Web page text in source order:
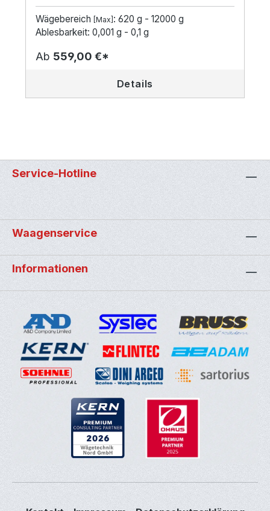
Wägebereich [Max] : 620 g - 12000 g
Ablesbarkeit: 0,001 g - 0,1 g
Ab 559,00 €*
Details
Service-Hotline
Waagenservice
Informationen